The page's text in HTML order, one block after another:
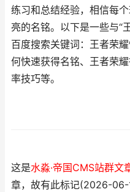
练习和总结经验，相信每
亮的名铭。以下是一些与“
百度搜索关键词：王者荣
何快速获得名铭、王者荣
率技巧等。
这是水淼·帝国CMS站群文
章，故有此标记(2026-